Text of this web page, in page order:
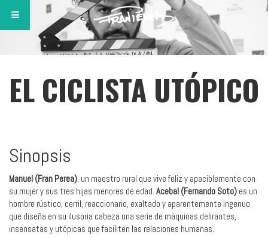
EL CICLISTA UTÓPICO
Sinopsis
Manuel (Fran Perea), un maestro rural que vive feliz y apaciblemente con
su mujer y sus tres hijas menores de edad. Acebal (Fernando Soto) es un
hombre rústico, cerril, reaccionario, exaltado y aparentemente ingenuo
que diseña en su ilusoria cabeza una serie de máquinas delirantes,
insensatas y utópicas que faciliten las relaciones humanas.